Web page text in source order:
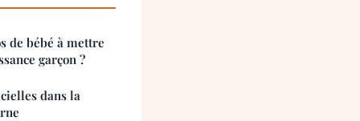
de bébé à mettre
garçon ?
dans la